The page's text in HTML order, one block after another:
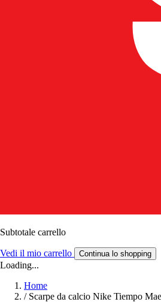
Subtotale carrello
Vedi il mio carrello Continua lo shopping
Loading...
Home
/ Scarpe da calcio Nike Tiempo